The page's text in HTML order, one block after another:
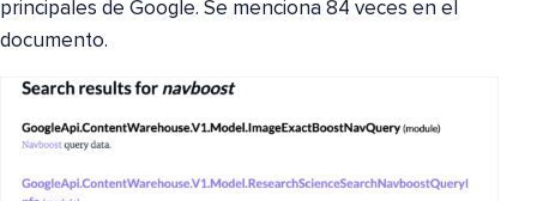
principales de Google. Se menciona 84 veces en el
documento.